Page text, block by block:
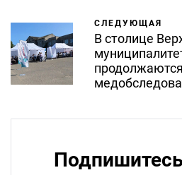
СЛЕДУЮЩАЯ
В столице